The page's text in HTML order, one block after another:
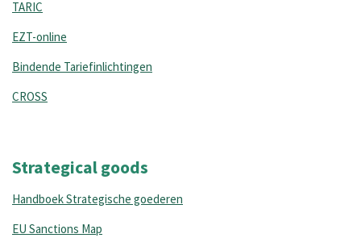
TARIC
EZT-online
Bindende Tariefinlichtingen
CROSS
Strategical goods
Handboek Strategische goederen
EU Sanctions Map